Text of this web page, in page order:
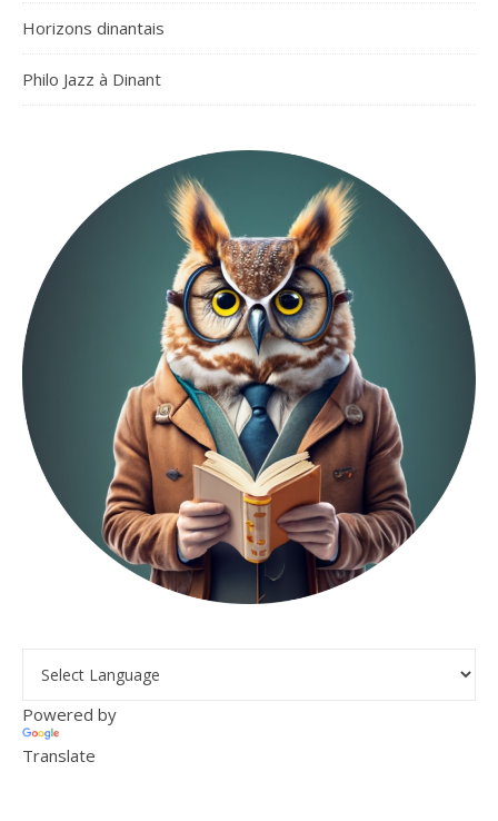
Horizons dinantais
Philo Jazz à Dinant
Powered by
Translate